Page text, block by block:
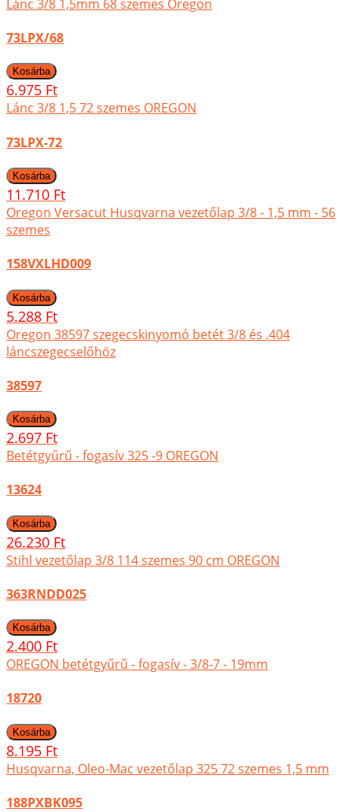
Lánc 3/8 1,5mm 68 szemes Oregon
73LPX/68
6.975 Ft
Lánc 3/8 1,5 72 szemes OREGON
73LPX-72
11.710 Ft
Oregon Versacut Husqvarna vezetőlap 3/8 - 1,5 mm - 56
szemes
158VXLHD009
5.288 Ft
Oregon 38597 szegecskinyomó betét 3/8 és .404
láncszegecselőhöz
38597
2.697 Ft
Betétgyűrű - fogasív 325 -9 OREGON
13624
26.230 Ft
Stihl vezetőlap 3/8 114 szemes 90 cm OREGON
363RNDD025
2.400 Ft
OREGON betétgyűrű - fogasív - 3/8-7 - 19mm
18720
8.195 Ft
Husqvarna, Oleo-Mac vezetőlap 325 72 szemes 1,5 mm
188PXBK095